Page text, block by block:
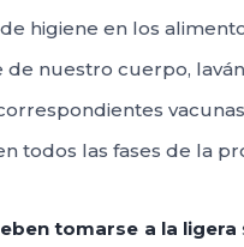
higiene en los
nuestro cuerpo,
todos las fases de la
tomarse a la ligera